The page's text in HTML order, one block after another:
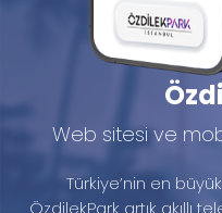
Web sitesi ve
Türkiye’nin en